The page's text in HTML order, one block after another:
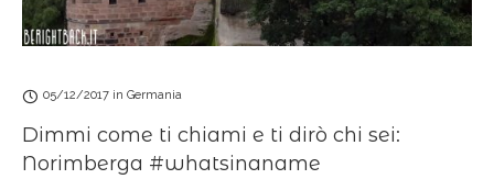
05/12/2017 in Germania
Dimmi come ti chiami e ti dirò chi sei:
Norimberga #whatsinaname